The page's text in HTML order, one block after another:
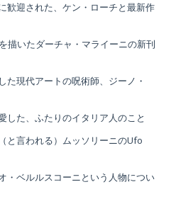
歓迎された、ケン・ローチと最新作
描いたダーチャ・マライーニの新刊
た現代アートの呪術師、ジーノ・
した、ふたりのイタリア人のこと
と言われる）ムッソリーニのUfo
・ベルルスコーニという人物につい